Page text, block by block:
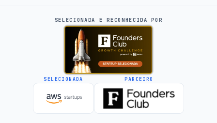
SELECIONADA E RECONHECIDA POR
SELECIONADA PARCEIRO